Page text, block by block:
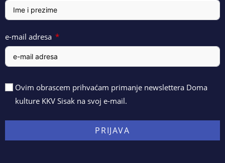
e-mail adresa
Ovim obrascem prihvaćam primanje newslettera Doma
kulture KKV Sisak na svoj e-mail.
PRIJAVA